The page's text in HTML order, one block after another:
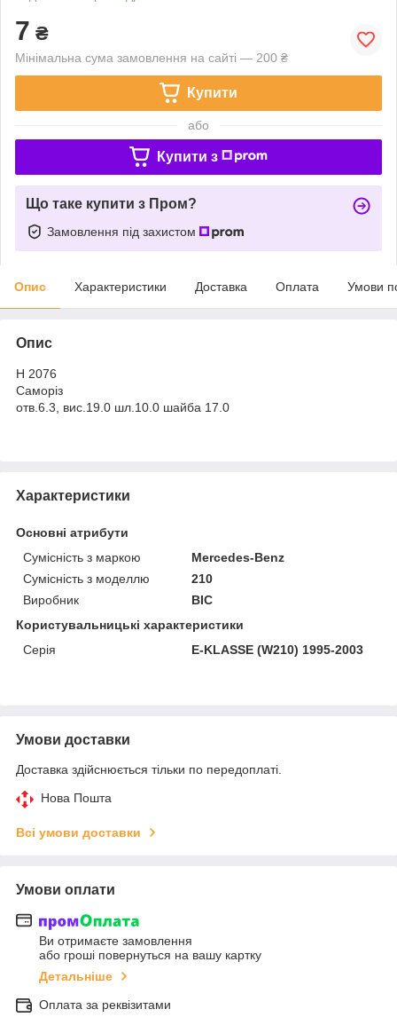
7 ₴
Мінімальна сума замовлення на сайті — 200 ₴
Купити
або
Купити з
Що таке купити з Пром?
Замовлення під захистом
Опис Характеристики Доставка Оплата Умови
Опис
H 2076
Саморіз
отв.6.3, вис.19.0 шл.10.0 шайба 17.0
Характеристики
Основні атрибути
Сумісність з маркою
Mercedes-Benz
Сумісність з моделлю
210
Виробник
ВІС
Користувальницькі характеристики
Серія
E-KLASSE (W210) 1995-2003
Умови доставки
Доставка здійснюється тільки по передоплаті.
Нова Пошта
Всі умови доставки
Умови оплати
Ви отримаєте замовлення
або гроші повернуться на вашу картку
Детальніше
Оплата за реквізитами